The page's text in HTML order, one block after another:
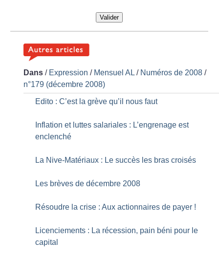
Valider
Dans / Expression / Mensuel AL / Numéros de 2008 /
n°179 (décembre 2008)
Edito : C’est la grève qu’il nous faut
Inflation et luttes salariales : L’engrenage est
enclenché
La Nive-Matériaux : Le succès les bras croisés
Les brèves de décembre 2008
Résoudre la crise : Aux actionnaires de payer !
Licenciements : La récession, pain béni pour le
capital